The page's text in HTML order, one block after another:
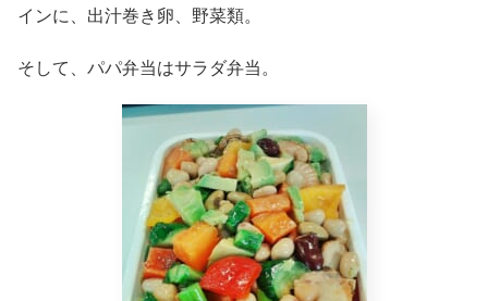
インに、出汁巻き卵、野菜類。
そして、パパ弁当はサラダ弁当。